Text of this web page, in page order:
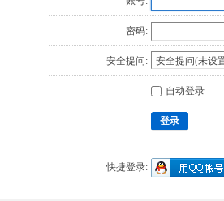
密码:
安全提问:
自动登录
登录
快捷登录: